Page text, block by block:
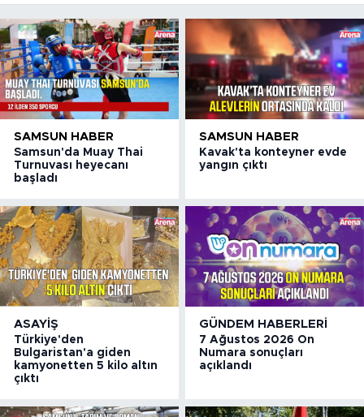
SAMSUN HABER
Samsun'da Muay Thai
Turnuvası heyecanı
başladı
SAMSUN HABER
Kavak'ta konteyner evde
yangın çıktı
ASAYIŞ
Türkiye'den
Bulgaristan'a giden
kamyonetten 5 kilo altın
çıktı
GÜNDEM HABERLERI
7 Ağustos 2026 On
Numara sonuçları
açıklandı